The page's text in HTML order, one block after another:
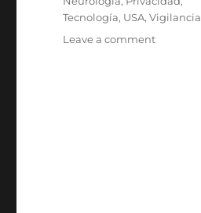
Tecnología, USA,Vigilancia
Leave a commenton